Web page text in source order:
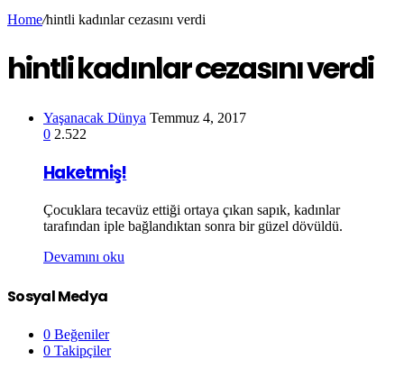
Home/hintli kadınlar cezasını verdi
hintli kadınlar cezasını verdi
Yaşanacak Dünya Temmuz 4, 2017
0 2.522
Haketmiş!
Çocuklara tecavüz ettiği ortaya çıkan sapık, kadınlar
tarafından iple bağlandıktan sonra bir güzel dövüldü.
Devamını oku
Sosyal Medya
0 Beğeniler
0 Takipçiler